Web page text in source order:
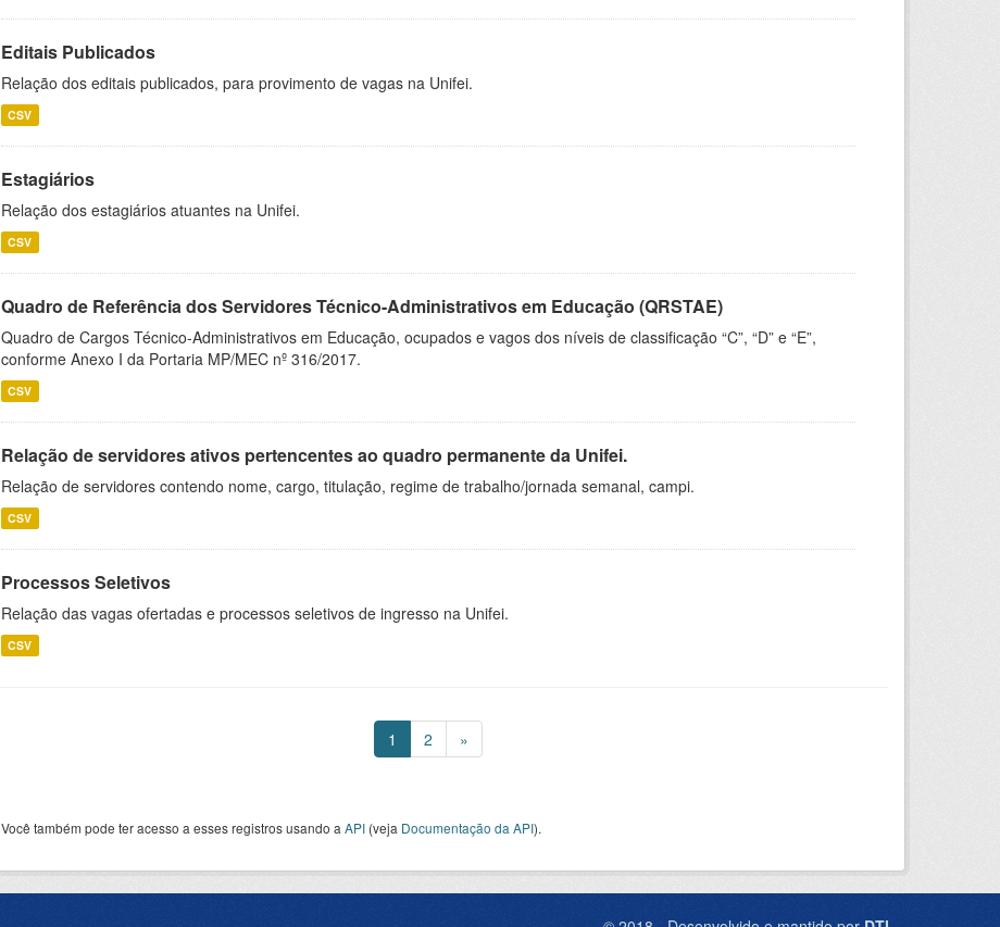
Editais Publicados
Relação dos editais publicados, para provimento de vagas na Unifei.
CSV
Estagiários
Relação dos estagiários atuantes na Unifei.
CSV
Quadro de Referência dos Servidores Técnico-Administrativos em Educação (QRSTAE)
Quadro de Cargos Técnico-Administrativos em Educação, ocupados e vagos dos níveis de classificação “C”, “D” e “E”,
conforme Anexo I da Portaria MP/MEC nº 316/2017.
CSV
Relação de servidores ativos pertencentes ao quadro permanente da Unifei.
Relação de servidores contendo nome, cargo, titulação, regime de trabalho/jornada semanal, campi.
CSV
Processos Seletivos
Relação das vagas ofertadas e processos seletivos de ingresso na Unifei.
CSV
1 2 »
Você também pode ter acesso a esses registros usando a API (veja Documentação da API).